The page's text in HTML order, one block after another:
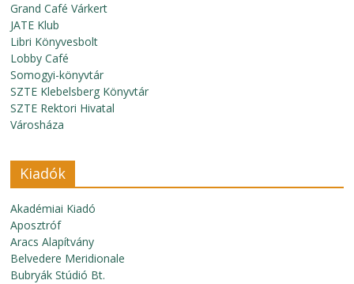
Grand Café Várkert
JATE Klub
Libri Könyvesbolt
Lobby Café
Somogyi-könyvtár
SZTE Klebelsberg Könyvtár
SZTE Rektori Hivatal
Városháza
Kiadók
Akadémiai Kiadó
Aposztróf
Aracs Alapítvány
Belvedere Meridionale
Bubryák Stúdió Bt.